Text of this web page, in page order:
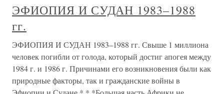
ЭФИОПИЯ И СУДАН 1983–1988
гг.
ЭФИОПИЯ И СУДАН 1983–1988 гг. Свыше 1 миллиона
человек погибли от голода, который достиг апогея между
1984 г. и 1986 г. Причинами его возникновения были как
природные факторы, так и гражданские войны в